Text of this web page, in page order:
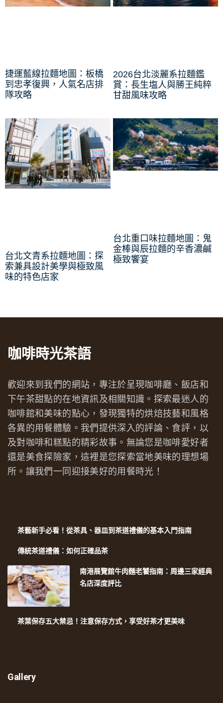
捷運藍線拉麵地圖：板橋
到忠孝復興，人氣名店排
隊攻略
2026台北淡麗系拉麵鑑
賞：長生塩人與勝王純粹
甘甜風味攻略
台北文青系拉麵地圖：探
索兼具設計美學與極致風
味的特色店家
台北重口味拉麵地圖：鬼
金棒與辰拉麵的辛香濃鹹
極致饗宴
咖啡時光茶語
歡迎來到我們的網站，專注於呈現咖啡廳、飯店和
下午茶甜點的在地資訊及相關知識。探索最迷人的
咖啡館和美味的點心，發現獨特的烘焙技藝和風格
各異的用餐體驗。我們提供深入的評論、食評，以
及對咖啡和糕點的精彩故事。無論您是咖啡愛好者
還是美食探險家，這裡是您探索當地美味的理想場
所。讓我們一同迎接美好的用餐時光！
茶藝新手必看！從茶具、器皿到茶道禮儀的基本入門指南
傳統茶道禮儀：如何正確品茶
南港展覽館牛肉麵老饕指南：周邊三家經典
名店深度評比
茶葉保存五大禁忌！注意保存方式，享受好茶才更美味
Gallery